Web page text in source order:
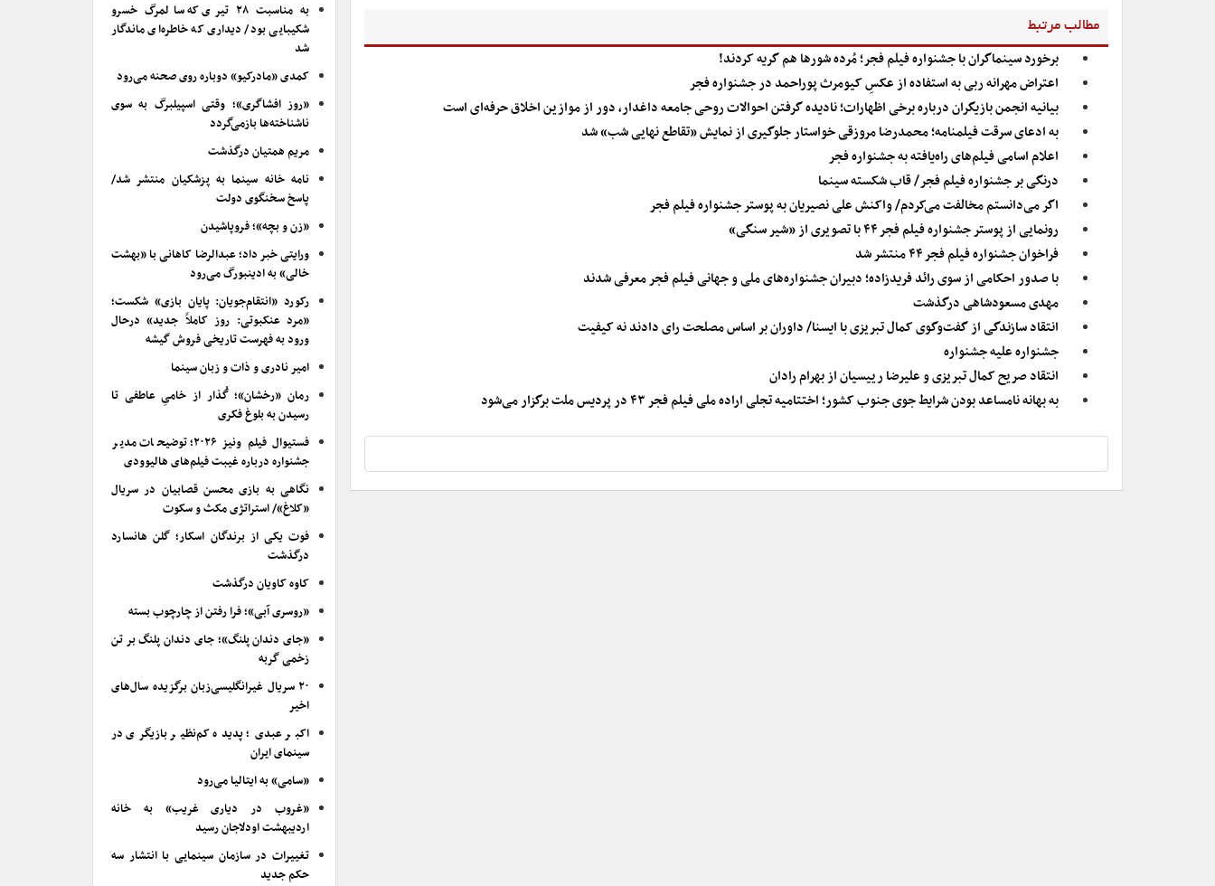
مطالب مرتبط
برخورد سینماگران با جشنواره فیلم فجر؛ مُرده شورها هم گریه کردند!
اعتراض مهرانه ربی به استفاده از عکسِ کیومرث پوراحمد در جشنواره فجر
بیانیه انجمن بازیگران درباره برخی اظهارات؛ نادیده گرفتن احوالات روحی جامعه داغدار، دور از موازین اخلاق حرفه‌ای است
به ادعای سرقت فیلمنامه؛ محمدرضا مروزقی خواستار جلوگیری از نمایش «تقاطع نهایی شب» شد
اعلام اسامی فیلم‌های راه‌یافته به جشنواره فجر
درنگی بر جشنواره فیلم فجر/ قاب شکسته سینما
اگر می‌دانستم مخالفت می‌کردم/ واکنش علی نصیریان به پوستر جشنواره فیلم فجر
رونمایی از پوستر جشنواره فیلم فجر ۴۴ با تصویری از «شیر سنگی»
فراخوان جشنواره فیلم فجر ۴۴ منتشر شد
با صدور احکامی از سوی رائد فریدزاده؛ دبیران جشنواره‌های ملی و جهانی فیلم فجر معرفی شدند
مهدی مسعودشاهی درگذشت
انتقاد سازندگی از گفت‌وگوی کمال تبریزی با ایسنا/ داوران بر اساس مصلحت رای دادند نه کیفیت
جشنواره علیه جشنواره
انتقاد صریح کمال تبریزی و علیرضا رییسیان از بهرام رادان
به بهانه نامساعد بودن شرایط جوی جنوب کشور؛ اختتامیه تجلی اراده ملی فیلم فجر ۴۳ در پردیس ملت برگزار می‌شود
به مناسبت ۲۸ تیری که سالمرگ خسرو
شکیبایی بود/ دیداری که خاطره‌ای ماندگار
شد
کمدی «مادرکیو» دوباره روی صحنه می‌رود
«روز افشاگری»؛ وقتی اسپیلبرگ به سوی
ناشناخته‌ها بازمی‌گردد
مریم همتیان درگذشت
نامه خانه سینما به پزشکیان منتشر شد/
پاسخ سخنگوی دولت
«زن و بچه»؛ فروپاشیدن
ورایتی خبر داد؛ عبدالرضا کاهانی با «بهشت
خالی» به ادینبورگ می‌رود
رکورد «انتقام‌جویان: پایان بازی» شکست؛
«مرد عنکبوتی: روز کاملاً جدید» درحال
ورود به فهرست تاریخی فروش گیشه
امیر نادری و ذات و زبان سینما
رمان «رخشان»؛ گُذار از خامیِ عاطفی تا
رسیدن به بلوغ فکری
فستیوال فیلم ونیز ۲۰۲۶؛ توضیحات مدیر
جشنواره درباره غیبت فیلم‌های هالیوودی
نگاهی به بازی محسن قصابیان در سریال
«کلاغ»/ استراتژی مکث و سکوت
فوت یکی از برندگان اسکار؛ گلن هانسارد
درگذشت
کاوه کاویان درگذشت
«روسری آبی»؛ فرا رفتن از چارچوب بسته
«جای دندان پلنگ»؛ جای دندان پلنگ بر تن
زخمی گربه
۲۰ سریال غیرانگلیسی‌زبان برگزیده سال‌های
اخیر
اکبر عبدی؛ پدیده کم‌نظیر بازیگری در
سینمای ایران
«سامی» به ایتالیا می‌رود
«غروب در دیاری غریب» به خانه
اردیبهشت اودلاجان رسید
تغییرات در سازمان سینمایی با انتشار سه
حکم جدید